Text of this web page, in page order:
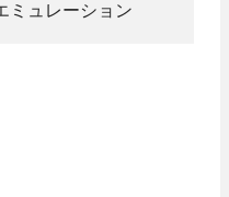
ミュレーション